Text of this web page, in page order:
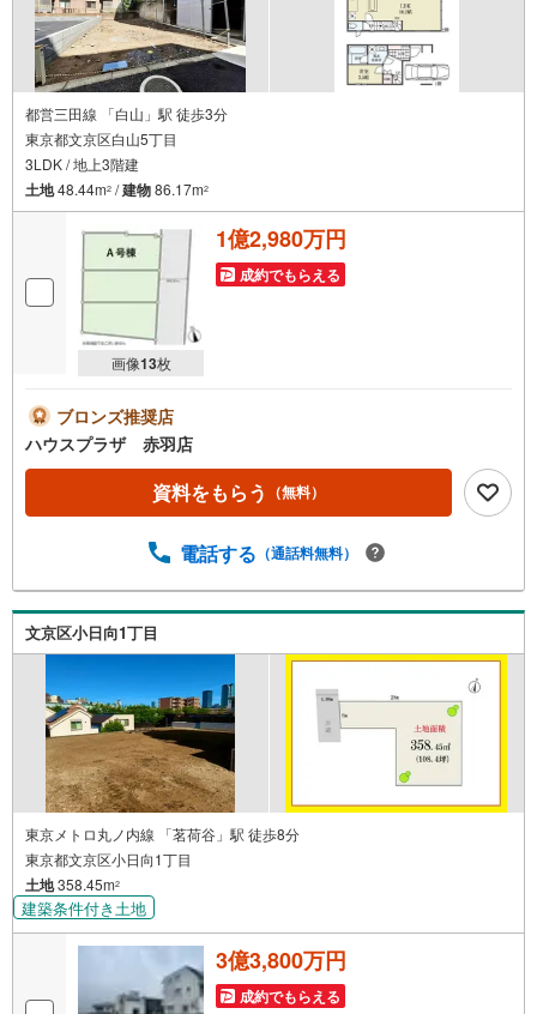
都営三田線 「白山」駅 徒歩3分
東京都文京区白山5丁目
3LDK / 地上3階建
土地48.44m2 /建物86.17m2
画像13枚
1億2,980万円
成約でもらえる
ブロンズ推奨店
ハウスプラザ 赤羽店
資料をもらう （無料）
電話する （通話料無料）
文京区小日向1丁目
東京メトロ丸ノ内線 「茗荷谷」駅 徒歩8分
東京都文京区小日向1丁目
土地358.45m2
建築条件付き土地
3億3,800万円
成約でもらえる